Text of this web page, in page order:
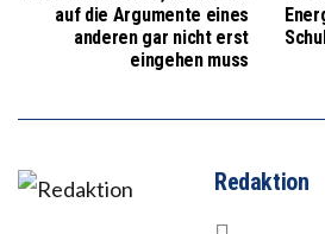
auf die Argumente eines
anderen gar nicht erst
eingehen muss
Redaktion